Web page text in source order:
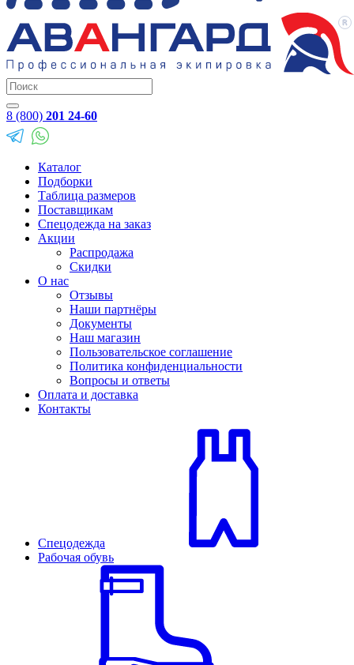
8 (800) 201 24-60
Каталог
Подборки
Таблица размеров
Поставщикам
Спецодежда на заказ
Акции
Распродажа
Скидки
О нас
Отзывы
Наши партнёры
Документы
Наш магазин
Пользовательское соглашение
Политика конфиденциальности
Вопросы и ответы
Оплата и доставка
Контакты
Спецодежда
Рабочая обувь